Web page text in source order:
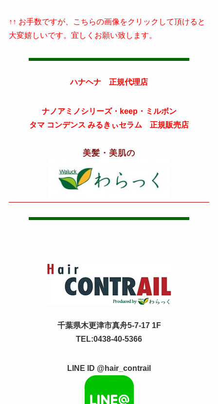
↑↑ お手数ですが、こちらの画像をクリックして頂けると
大変嬉しいです。宜しくお願い致します。
ハナヘナ 正規代理店
ナノアミノシリーズ・keep・ミルボン
タマ コンデンス みるきぃセラム 正規販売店
美髪・美肌の
千葉県木更津市真舟5-7-17 1F
TEL:0438-40-5366
LINE ID @hair_contrail